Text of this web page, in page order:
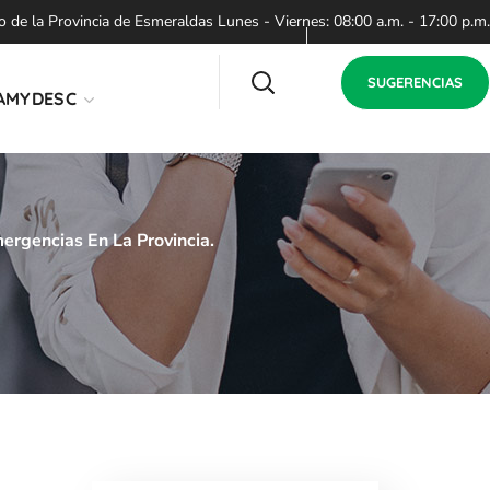
la Provincia de Esmeraldas Lunes - Viernes: 08:00 a.m. - 17:00 p.m.
SUGERENCIAS
En La Provincia.